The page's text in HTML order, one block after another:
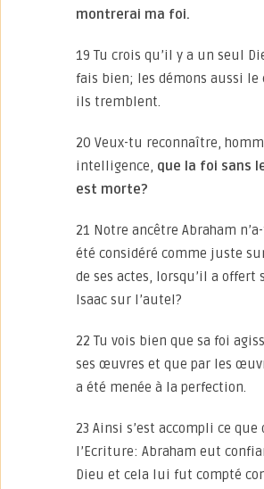
montrerai ma foi.
19 Tu crois qu’il y a un seul
fais bien; les démons aussi le
ils tremblent.
20 Veux-tu reconnaître,
intelligence, que la foi sans
est morte?
21 Notre ancêtre Abraham
été considéré comme juste
de ses actes, lorsqu’il a offert
Isaac sur l’autel?
22 Tu vois bien que sa foi
ses œuvres et que par les
a été menée à la perfection.
23 Ainsi s’est accompli ce que
l’Ecriture: Abraham eut
Dieu et cela lui fut compté